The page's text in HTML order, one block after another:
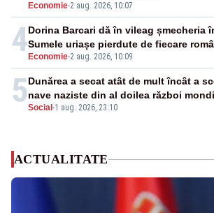
Economie-2 aug. 2026, 10:07
4 Economie-2 aug. 2026, 10:09
Dorina Barcari dă în vileag șmecheria
Sumele uriașe pierdute de fiecare
5Social -1 aug. 2026, 23:10
Dunărea a secat atât de mult încât a
nave naziste din al doilea război
ACTUALITATE